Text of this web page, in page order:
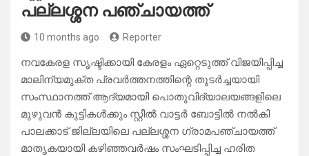
പല്ലശ്ശന പഞ്ചായത്ത്
10 months ago Reporter
നവകേരള സൃഷ്ടിക്കായി കേരളം ഏറ്റെടുത്ത് വിജയിപ്പിച്ച
മാലിന്യമുക്ത പ്രവർത്തനത്തിന്റെ തുടർച്ചയായി
സംസ്ഥാനത്ത് ആദ്യമായി പൊതുവിദ്യാലയങ്ങളിലെ
മുഴുവൻ കുട്ടികൾക്കും സ്റ്റീൽ വാട്ടർ ബോട്ടിൽ നൽകി
പാലക്കാട് ജില്ലയിലെ പല്ലശ്ശന ഗ്രാമപഞ്ചായത്ത്
മാതൃകയായി കഴിഞ്ഞവർഷം സംഘടിപ്പിച്ച ഹരിത